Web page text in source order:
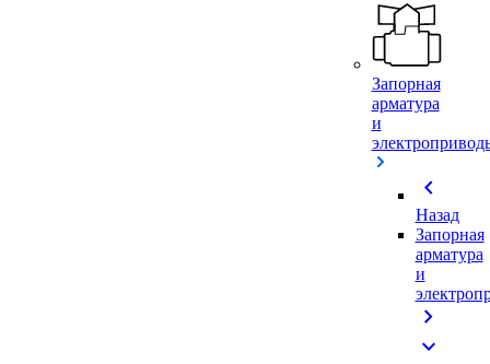
Запорная
арматура
и
chevron_left
Назад
Запорная
арматура
и
chevron_right
expand_more